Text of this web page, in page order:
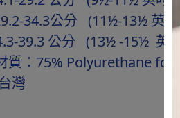
34.3公分 (11½-13½ 英
39.3 公分 (13½ -15½ 英
質：75% Polyurethane
灣